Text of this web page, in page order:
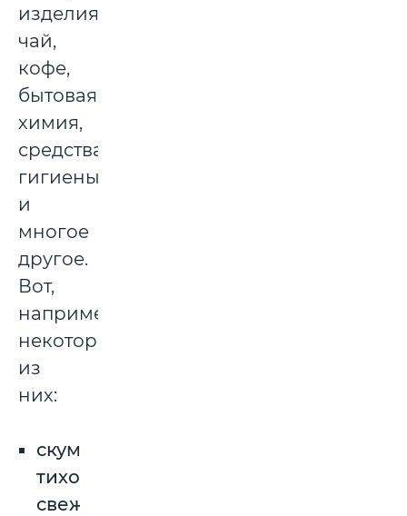
изделия,
чай,
кофе,
бытовая
химия,
средства
гигиены
и
многое
другое.
Вот,
например,
некоторые
из
них:
скумбрия,
тихоокенская,
свежемороженая